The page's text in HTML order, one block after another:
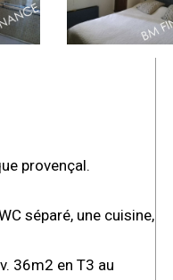
provençal.
séparé, une cuisine,
36m2 en T3 au